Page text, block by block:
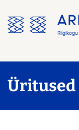
menüü
vahele
Üritused